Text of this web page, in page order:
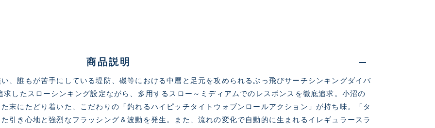
SA
新古品（メーカー問屋から仕入れた未使用
品）
※店頭展示時の置き傷が付いているものも含む
商品説明
、誰もが苦手にしている堤防、磯等における中層と足元を攻められるぶっ飛びサーチシンキングダイバ
したスローシンキング設定ながら、多用するスロー～ミディアムでのレスポンスを徹底追求。小沼の
末にたどり着いた、こだわりの「釣れるハイピッチタイトウォブンロールアクション」が持ち味。「タ
引き心地と強烈なフラッシング＆波動を発生。また、流れの変化で自動的に生まれるイレギュラースラ